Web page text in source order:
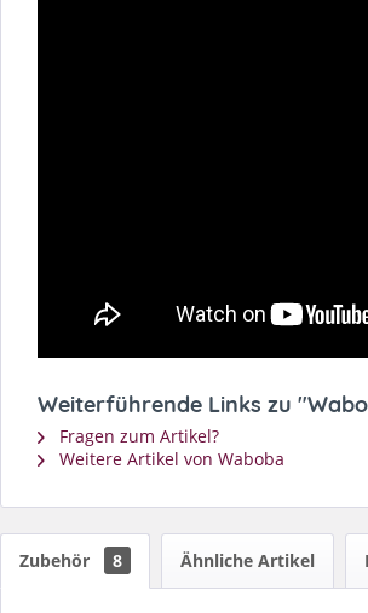
Weiterführende Links zu
Fragen zum Artikel?
Weitere Artikel von Waboba
Zubehör 8 Ähnliche Artikel